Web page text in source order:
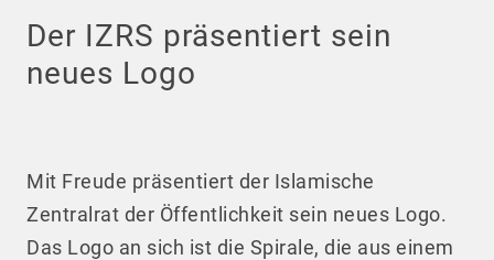
Der IZRS präsentiert sein
neues Logo
Mit Freude präsentiert der Islamische
Zentralrat der Öffentlichkeit sein neues Logo.
Das Logo an sich ist die Spirale, die aus einem